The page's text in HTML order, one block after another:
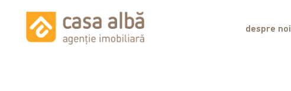
despre noi